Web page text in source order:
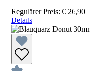
Regulärer Preis: € 26,90
Details